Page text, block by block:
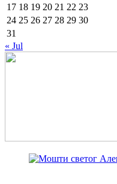
17 18 19 20 21 22 23
24 25 26 27 28 29 30
31
« Jul